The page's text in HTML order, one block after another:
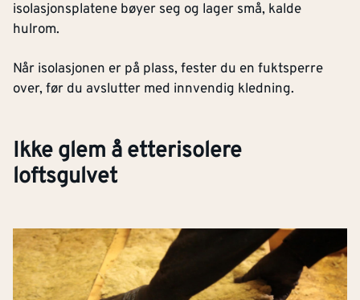
isolasjonsplatene bøyer seg og lager små, kalde
hulrom.
Når isolasjonen er på plass, fester du en fuktsperre
over, før du avslutter med innvendig kledning.
Ikke glem å etterisolere
loftsgulvet